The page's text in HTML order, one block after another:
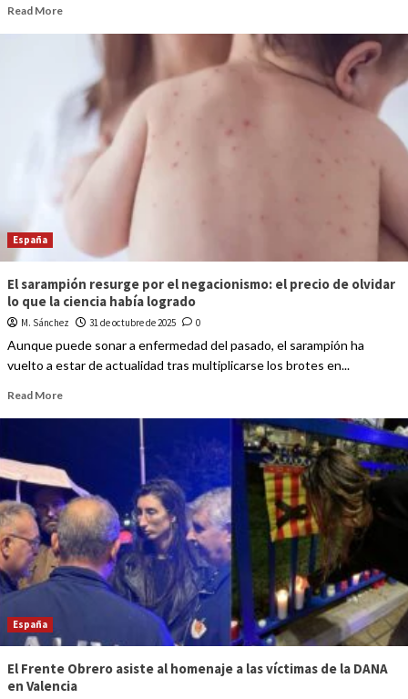
Read More
España
El sarampión resurge por el negacionismo: el precio de olvidar
lo que la ciencia había logrado
M. Sánchez 31 de octubre de 2025 0
Aunque puede sonar a enfermedad del pasado, el sarampión ha
vuelto a estar de actualidad tras multiplicarse los brotes en...
Read More
España
El Frente Obrero asiste al homenaje a las víctimas de la DANA
en Valencia